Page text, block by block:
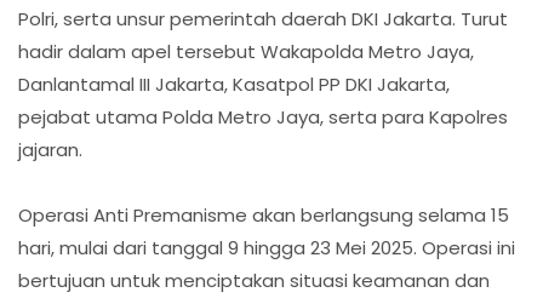
Polri, serta unsur pemerintah daerah DKI Jakarta. Turut
hadir dalam apel tersebut Wakapolda Metro Jaya,
Danlantamal III Jakarta, Kasatpol PP DKI Jakarta,
pejabat utama Polda Metro Jaya, serta para Kapolres
jajaran.
Operasi Anti Premanisme akan berlangsung selama 15
hari, mulai dari tanggal 9 hingga 23 Mei 2025. Operasi ini
bertujuan untuk menciptakan situasi keamanan dan